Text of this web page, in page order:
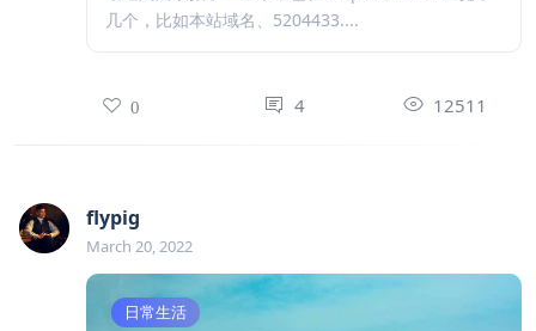
几个，比如本站域名、5204433....
0 4 12511
flypig
March 20, 2022
日常生活